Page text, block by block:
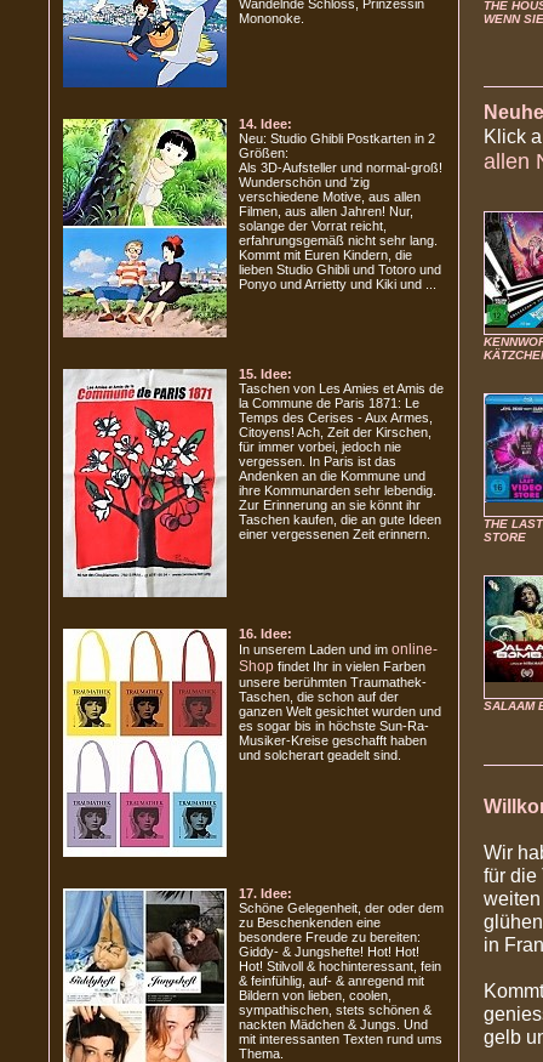
Wandelnde Schloss, Prinzessin
Mononoke.
14. Idee:
Neu: Studio Ghibli Postkarten in 2
Größen:
Als 3D-Aufsteller und normal-groß!
Wunderschön und 'zig
verschiedene Motive, aus allen
Filmen, aus allen Jahren! Nur,
solange der Vorrat reicht,
erfahrungsgemäß nicht sehr lang.
Kommt mit Euren Kindern, die
lieben Studio Ghibli und Totoro und
Ponyo und Arrietty und Kiki und ...
15. Idee:
Taschen von Les Amies et Amis de
la Commune de Paris 1871: Le
Temps des Cerises - Aux Armes,
Citoyens! Ach, Zeit der Kirschen,
für immer vorbei, jedoch nie
vergessen. In Paris ist das
Andenken an die Kommune und
ihre Kommunarden sehr lebendig.
Zur Erinnerung an sie könnt ihr
Taschen kaufen, die an gute Ideen
einer vergessenen Zeit erinnern.
16. Idee:
In unserem Laden und im online-
Shop findet Ihr in vielen Farben
unsere berühmten Traumathek-
Taschen, die schon auf der
ganzen Welt gesichtet wurden und
es sogar bis in höchste Sun-Ra-
Musiker-Kreise geschafft haben
und solcherart geadelt sind.
17. Idee:
Schöne Gelegenheit, der oder dem
zu Beschenkenden eine
besondere Freude zu bereiten:
Giddy- & Jungshefte! Hot! Hot!
Hot! Stilvoll & hochinteressant, fein
& feinfühlig, auf- & anregend mit
Bildern von lieben, coolen,
sympathischen, stets schönen &
nackten Mädchen & Jungs. Und
mit interessanten Texten rund ums
Thema.
THE
WENN
Klick
allen
THE
STORE
SALAAM
Wir
für die
in
gelb